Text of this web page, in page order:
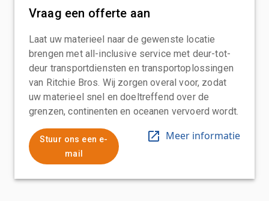
Vraag een offerte aan
Laat uw materieel naar de gewenste locatie
brengen met all-inclusive service met deur-tot-
deur transportdiensten en transportoplossingen
van Ritchie Bros. Wij zorgen overal voor, zodat
uw materieel snel en doeltreffend over de
grenzen, continenten en oceanen vervoerd wordt.
Stuur ons een e-
mail
Meer informatie